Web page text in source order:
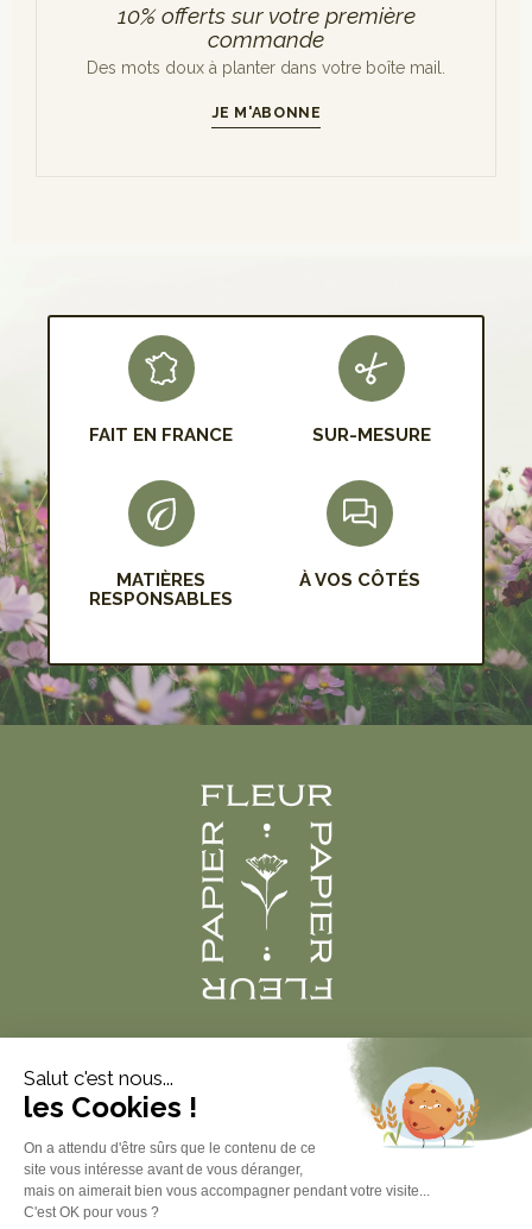
10% offerts sur votre première
commande
Des mots doux à planter dans votre boîte mail.
JE M'ABONNE
S'INSCRIRE
FAIT EN FRANCE SUR-MESURE
MATIÈRES
RESPONSABLES
À VOS CÔTÉS
Produits
À propos